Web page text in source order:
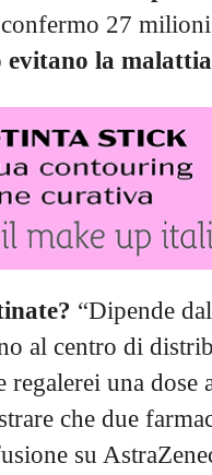
27
evitano la
“Dipende
al centro di
regalerei una
che due
su